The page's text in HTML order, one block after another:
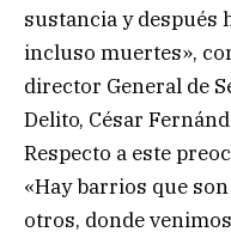
sustancia y después
incluso muertes»,
director General de
Delito, César
Respecto a este
«Hay barrios que
otros, donde